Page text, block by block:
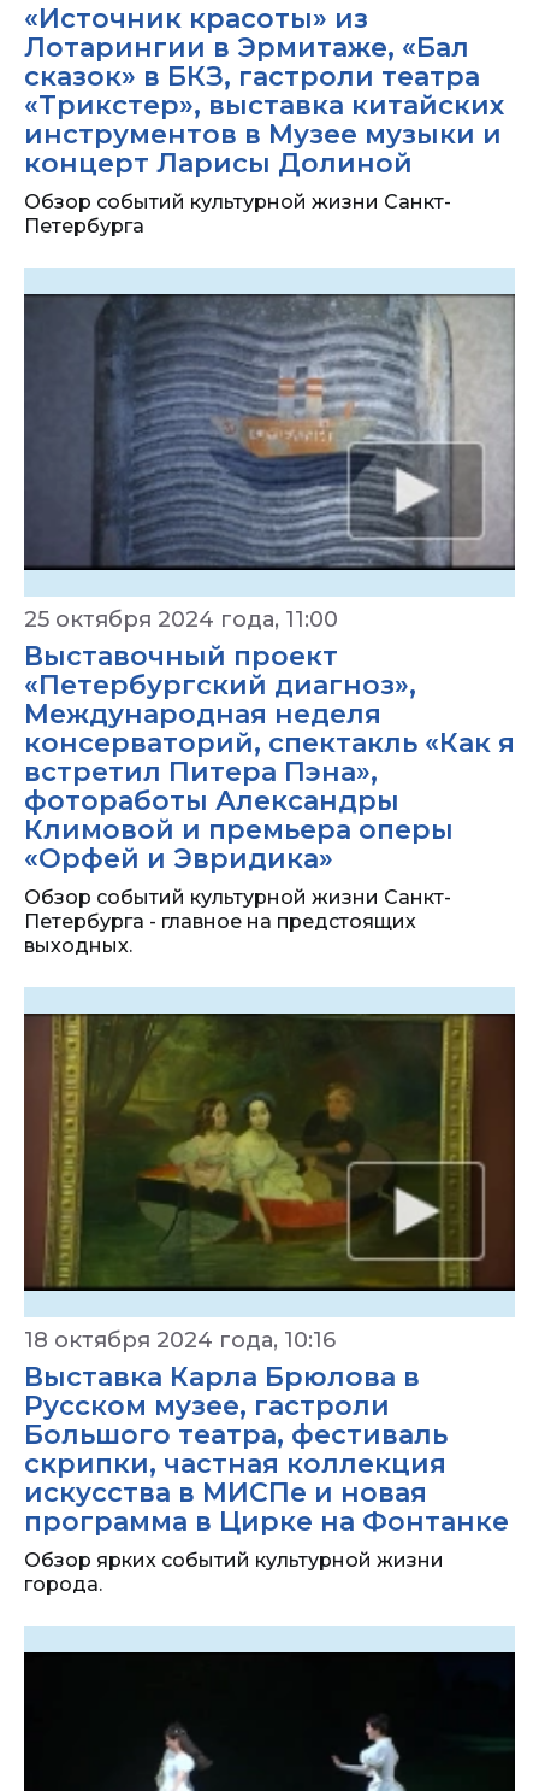
«Источник красоты» из
Лотарингии в Эрмитаже, «Бал
сказок» в БКЗ, гастроли театра
«Трикстер», выставка китайских
инструментов в Музее музыки и
концерт Ларисы Долиной
Обзор событий культурной жизни Санкт-
Петербурга
25 октября 2024 года, 11:00
Выставочный проект
«Петербургский диагноз»,
Международная неделя
консерваторий, спектакль «Как я
встретил Питера Пэна»,
фотоработы Александры
Климовой и премьера оперы
«Орфей и Эвридика»
Обзор событий культурной жизни Санкт-
Петербурга - главное на предстоящих
выходных.
18 октября 2024 года, 10:16
Выставка Карла Брюлова в
Русском музее, гастроли
Большого театра, фестиваль
скрипки, частная коллекция
искусства в МИСПе и новая
программа в Цирке на Фонтанке
Обзор ярких событий культурной жизни
города.